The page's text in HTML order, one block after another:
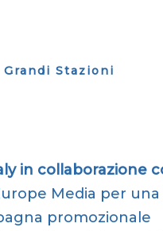
Stazioni
in collaborazione
Media per una
promozionale